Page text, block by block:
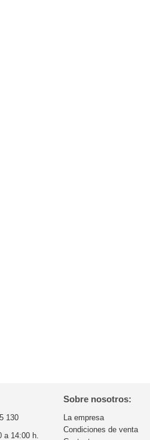
130
a 14:00 h.
Sobre nosotros:
La empresa
Condiciones de venta